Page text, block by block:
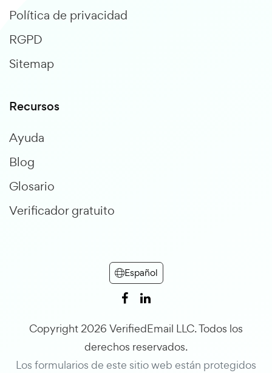
Política de privacidad
RGPD
Sitemap
Recursos
Ayuda
Blog
Glosario
Verificador gratuito
Copyright 2026 VerifiedEmail LLC. Todos los
derechos reservados.
Los formularios de este sitio web están protegidos
Español